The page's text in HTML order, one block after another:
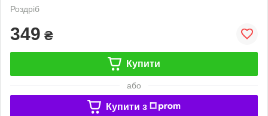
Роздріб
349 ₴
Купити
або
Купити з